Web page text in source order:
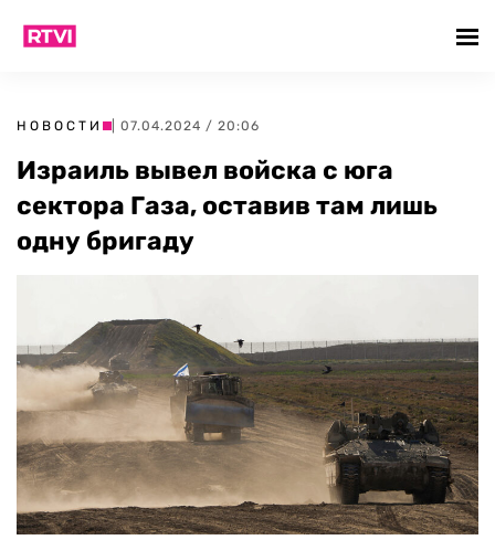
НОВОСТИ | 07.04.2024 / 20:06
Израиль вывел войска с юга
сектора Газа, оставив там лишь
одну бригаду